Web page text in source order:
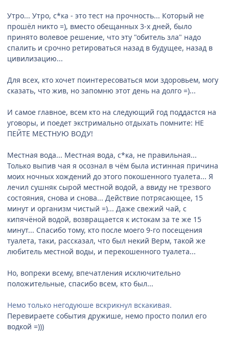
Утро... Утро, с*ка - это тест на прочность... Который не
прошёл никто =), вместо обещанных 3-х дней, было
принято волевое решение, что эту "обитель зла" надо
спалить и срочно ретироваться назад в будущее, назад в
цивилизацию...
Для всех, кто хочет поинтересоваться мои здоровьем, могу
сказать, что жив, но запомню этот день на долго =)...
И самое главное, всем кто на следующий год поддастся на
уговоры, и поедет экстримально отдыхать помните: НЕ
ПЕЙТЕ МЕСТНУЮ ВОДУ!
Местная вода... Местная вода, с*ка, не правильная...
Только выпив чая я осознал в чём была истинная причина
моих ночных хождений до этого покошенного туалета... Я
лечил сушняк сырой местной водой, а ввиду не трезвого
состояния, снова и снова... Действие потрясающее, 15
минут и организм чистый =)... Даже свежий чай, с
кипячёной водой, возвращается к истокам за те же 15
минут... Спасибо тому, кто после моего 9-го посещения
туалета, таки, рассказал, что был некий Верм, такой же
любитель местной воды, и перекошенного туалета...
Но, вопреки всему, впечатления исключительно
положительные, спасибо всем, кто был...
Немо только негодуюше вскрикнул вскакивая.
Перевираете события дружише, немо просто полил его
водкой =)))